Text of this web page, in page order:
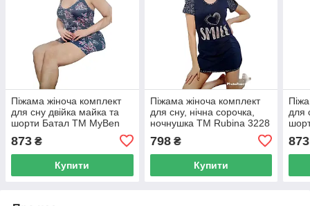
Піжама жіноча комплект
для сну двійка майка та
шорти Батал ТМ MyBen
873 ₴
Купити
Піжама жіноча комплект
для сну, нічна сорочка,
ночнушка ТМ Rubina 3228
798₴
Купити
для
873